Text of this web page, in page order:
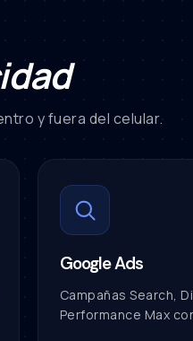
y fuera del celular.
Google Ads
Campañas Search,
Performance Max